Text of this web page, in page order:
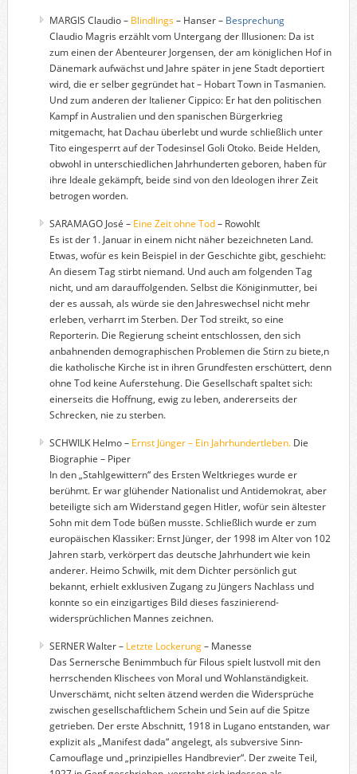
MARGIS Claudio – Blindlings– Hanser – Besprechung
Claudio Magris erzählt vom Untergang der Illusionen: Da ist
zum einen der Abenteurer Jorgensen, der am königlichen Hof in
Dänemark aufwächst und Jahre später in jene Stadt deportiert
wird, die er selber gegründet hat – Hobart Town in Tasmanien.
Und zum anderen der Italiener Cippico: Er hat den politischen
Kampf in Australien und den spanischen Bürgerkrieg
mitgemacht, hat Dachau überlebt und wurde schließlich unter
Tito eingesperrt auf der Todesinsel Goli Otoko. Beide Helden,
obwohl in unterschiedlichen Jahrhunderten geboren, haben für
ihre Ideale gekämpft, beide sind von den Ideologen ihrer Zeit
betrogen worden.
SARAMAGO José – Eine Zeit ohne Tod– Rowohlt
Es ist der 1. Januar in einem nicht näher bezeichneten Land.
Etwas, wofür es kein Beispiel in der Geschichte gibt, geschieht:
An diesem Tag stirbt niemand. Und auch am folgenden Tag
nicht, und am darauffolgenden. Selbst die Königinmutter, bei
der es aussah, als würde sie den Jahreswechsel nicht mehr
erleben, verharrt im Sterben. Der Tod streikt, so eine
Reporterin. Die Regierung scheint entschlossen, den sich
anbahnenden demographischen Problemen die Stirn zu biete,n
die katholische Kirche ist in ihren Grundfesten erschüttert, denn
ohne Tod keine Auferstehung. Die Gesellschaft spaltet sich:
einerseits die Hoffnung, ewig zu leben, andererseits der
Schrecken, nie zu sterben.
SCHWILK Helmo – Ernst Jünger – Ein Jahrhundertleben.Die
Biographie – Piper
In den „Stahlgewittern“ des Ersten Weltkrieges wurde er
berühmt. Er war glühender Nationalist und Antidemokrat, aber
beteiligte sich am Widerstand gegen Hitler, wofür sein ältester
Sohn mit dem Tode büßen musste. Schließlich wurde er zum
europäischen Klassiker: Ernst Jünger, der 1998 im Alter von 102
Jahren starb, verkörpert das deutsche Jahrhundert wie kein
anderer. Heimo Schwilk, mit dem Dichter persönlich gut
bekannt, erhielt exklusiven Zugang zu Jüngers Nachlass und
konnte so ein einzigartiges Bild dieses faszinierend-
widersprüchlichen Mannes zeichnen.
SERNER Walter – Letzte Lockerung– Manesse
Das Sernersche Benimmbuch für Filous spielt lustvoll mit den
herrschenden Klischees von Moral und Wohlanständigkeit.
Unverschämt, nicht selten ätzend werden die Widersprüche
zwischen gesellschaftlichem Schein und Sein auf die Spitze
getrieben. Der erste Abschnitt, 1918 in Lugano entstanden, war
explizit als „Manifest dada“ angelegt, als subversive Sinn-
Camouflage und „prinzipielles Handbrevier“. Der zweite Teil,